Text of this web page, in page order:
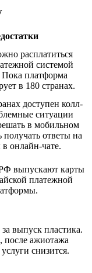
расплатиться
системой
платформа
в 180 странах.
доступен колл-
ситуации
в мобильном
получать ответы на
онлайн-чате.
выпускают карты
платежной
выпуск пластика.
ажиотажа
снизится.